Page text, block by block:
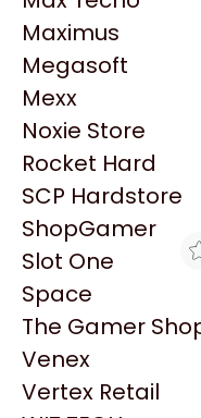
MSI
NVIDIA GeForce
NZXT
PNY
Palit
Philips
PowerColor
Razer
Redragon
Samsung
Sandisk
Sapphire
Seagate
Maximus
Megasoft
Mexx
Noxie Store
Rocket Hard
SCP Hardstore
ShopGamer
Slot One
Space
The Gamer
Venex
Vertex Retail
Explorá más
SHOPGAMER